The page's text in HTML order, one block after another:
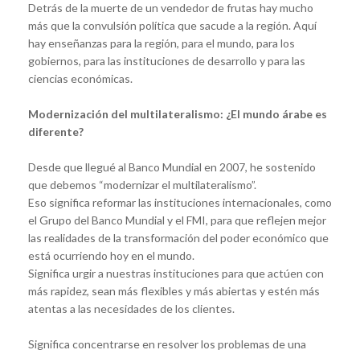
Detrás de la muerte de un vendedor de frutas hay mucho
más que la convulsión política que sacude a la región. Aquí
hay enseñanzas para la región, para el mundo, para los
gobiernos, para las instituciones de desarrollo y para las
ciencias económicas.
Modernización del multilateralismo: ¿El mundo árabe es
diferente?
Desde que llegué al Banco Mundial en 2007, he sostenido
que debemos “modernizar el multilateralismo”.
Eso significa reformar las instituciones internacionales, como
el Grupo del Banco Mundial y el FMI, para que reflejen mejor
las realidades de la transformación del poder económico que
está ocurriendo hoy en el mundo.
Significa urgir a nuestras instituciones para que actúen con
más rapidez, sean más flexibles y más abiertas y estén más
atentas a las necesidades de los clientes.
Significa concentrarse en resolver los problemas de una